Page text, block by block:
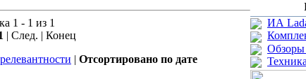
1 - 1 из 1
| След. | Конец
| Отсортировано по дате
ИА
Обзоры